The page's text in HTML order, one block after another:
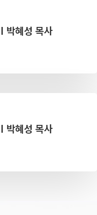
박혜성 목사
박혜성 목사